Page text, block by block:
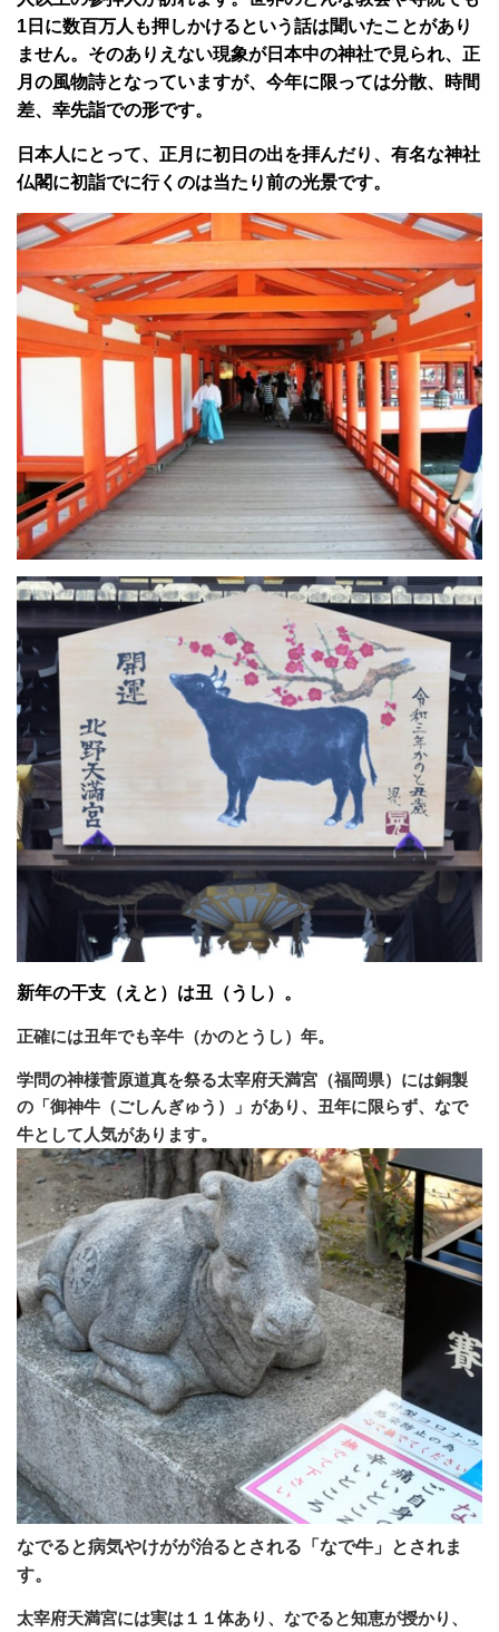
1日に数百万人も押しかけるという話は聞いたことがあり
ません。そのありえない現象が日本中の神社で見られ、正
月の風物詩となっていますが、今年に限っては分散、時間
差、幸先詣での形です。
日本人にとって、正月に初日の出を拝んだり、有名な神社
仏閣に初詣でに行くのは当たり前の光景です。
新年の干支（えと）は丑（うし）。
正確には丑年でも辛牛（かのとうし）年。
学問の神様菅原道真を祭る太宰府天満宮（福岡県）には銅製
の「御神牛（ごしんぎゅう）」があり、丑年に限らず、なで
牛として人気があります。
なでると病気やけがが治るとされる「なで牛」とされま
す。
太宰府天満宮には実は１１体あり、なでると知恵が授かり、